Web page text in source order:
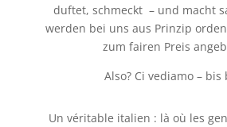
duftet, schmeckt – und macht
werden bei uns aus Prinzip
zum fairen Preis
Also? Ci vediamo – bis
Un véritable italien : là où les